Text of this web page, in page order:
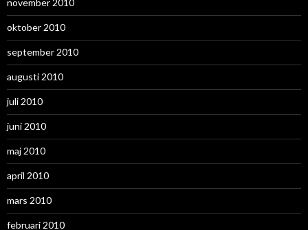
november 2010
oktober 2010
september 2010
augusti 2010
juli 2010
juni 2010
maj 2010
april 2010
mars 2010
februari 2010